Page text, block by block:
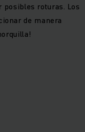
roturas. Los
de manera